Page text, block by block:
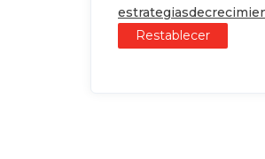
Restablecer